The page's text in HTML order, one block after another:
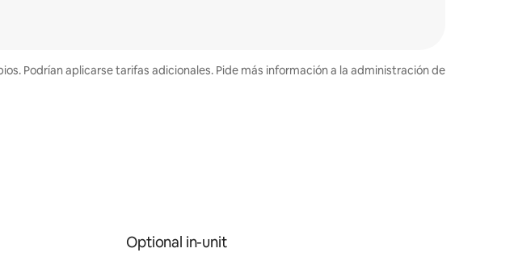
Podrían aplicarse tarifas adicionales. Pide más información a la administración de
Optional in-unit